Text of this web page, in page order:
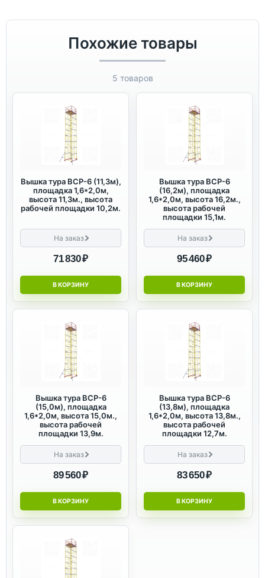
Похожие товары
5 товаров
Вышка тура ВСР-6 (11,3м),
площадка 1,6*2,0м,
высота 11,3м., высота
рабочей площадки 10,2м.
На заказ
71 830 ₽
В КОРЗИНУ
Вышка тура ВСР-6
(16,2м), площадка
1,6*2,0м, высота 16,2м.,
высота рабочей
площадки 15,1м.
На заказ
95 460 ₽
В КОРЗИНУ
Вышка тура ВСР-6
(15,0м), площадка
1,6*2,0м, высота 15,0м.,
высота рабочей
площадки 13,9м.
На заказ
89 560 ₽
В КОРЗИНУ
Вышка тура ВСР-6
(13,8м), площадка
1,6*2,0м, высота 13,8м.,
высота рабочей
площадки 12,7м.
На заказ
83 650 ₽
В КОРЗИНУ